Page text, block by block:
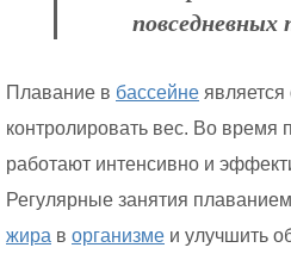
повседневных
Плавание в бассейне
контролировать вес. Во
работают интенсивно и
Регулярные занятия
жира в организме и улучшить